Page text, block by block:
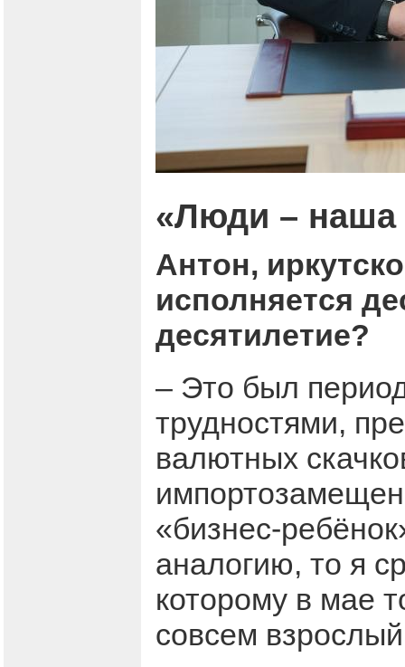
«Люди – наша
Антон,
исполняется
десятилетие?
– Это был
трудностями,
валютных
«бизнес-
аналогию, то я
которому в мае
совсем